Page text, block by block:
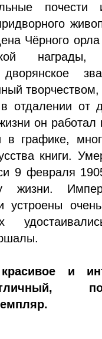
почести
Чёрного
награды,
творчеством,
отдалении от
он работал
графике,
книги.
9 февраля
жизни.
устроены
и